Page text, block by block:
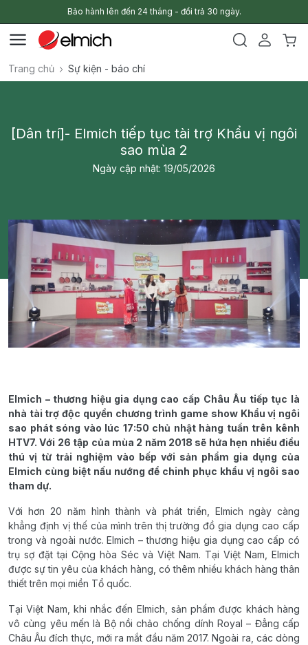
Bảo hành lên đến 24 tháng - đổi trả 30 ngày.
Trang chủ Sự kiện - báo chí
[Dân trí]- Elmich tiếp tục tài trợ Khẩu vị ngôi
sao mùa 2
Ngày cập nhật: 19/05/2026
Elmich – thương hiệu gia dụng cao cấp Châu Âu tiếp tục là
nhà tài trợ độc quyền chương trình game show Khẩu vị ngôi
sao phát sóng vào lúc 17:50 chủ nhật hàng tuần trên kênh
HTV7. Với 26 tập của mùa 2 năm 2018 sẽ hứa hẹn nhiều điều
thú vị từ trải nghiệm vào bếp với sản phẩm gia dụng của
Elmich cùng biệt nấu nướng để chinh phục khẩu vị ngôi sao
tham dự.
Với hơn 20 năm hình thành và phát triển, Elmich ngày càng
khẳng định vị thế của mình trên thị trường đồ gia dụng cao cấp
trong và ngoài nước. Elmich – thương hiệu gia dụng cao cấp có
trụ sợ đặt tại Cộng hòa Séc và Việt Nam. Tại Việt Nam, Elmich
được sự tin yêu của khách hàng, có thêm nhiều khách hàng thân
thiết trên mọi miền Tổ quốc.
Tại Việt Nam, khi nhắc đến Elmich, sản phẩm được khách hàng
vô cùng yêu mến là Bộ nồi chảo chống dính Royal – Đẳng cấp
Châu Âu đích thực, mới ra mắt đầu năm 2017. Ngoài ra, các dòng